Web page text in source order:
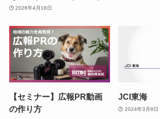
2026年4月16日
【セミナー】広報PR動画
の作り方
JCI東海
2024年3月8日